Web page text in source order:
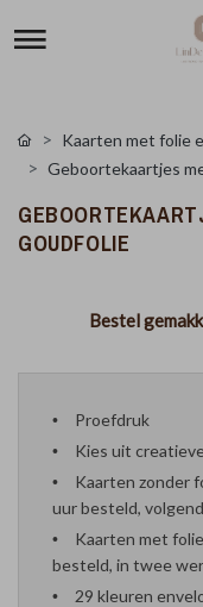
Kaarten met folie
Geboortekaartjes
GOUDFOLIE
Bestel
Proefdruk
Kies uit
Kaarten zonder
uur besteld,
Kaarten met
besteld, in twee
29 kleuren